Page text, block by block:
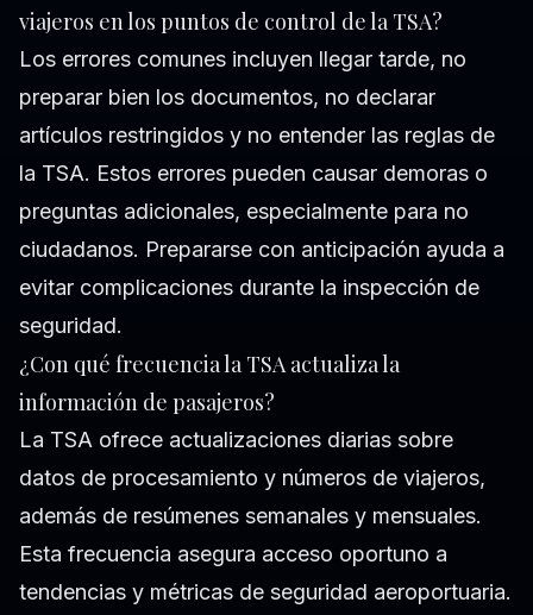
viajeros en los puntos de control de la TSA?
Los errores comunes incluyen llegar tarde, no
preparar bien los documentos, no declarar
artículos restringidos y no entender las reglas de
la TSA. Estos errores pueden causar demoras o
preguntas adicionales, especialmente para no
ciudadanos. Prepararse con anticipación ayuda a
evitar complicaciones durante la inspección de
seguridad.
¿Con qué frecuencia la TSA actualiza la
información de pasajeros?
La TSA ofrece actualizaciones diarias sobre
datos de procesamiento y números de viajeros,
además de resúmenes semanales y mensuales.
Esta frecuencia asegura acceso oportuno a
tendencias y métricas de seguridad aeroportuaria.